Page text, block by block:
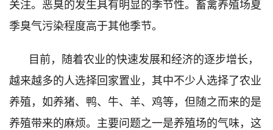
关注。恶臭的发生具有明显的季节性。畜禽养殖场夏
季臭气污染程度高于其他季节。
目前，随着农业的快速发展和经济的逐步增长，
越来越多的人选择回家置业，其中不少人选择了农业
养殖，如养猪、鸭、牛、羊、鸡等，但随之而来的是
养殖带来的麻烦。主要问题之一是养殖场的气味，这